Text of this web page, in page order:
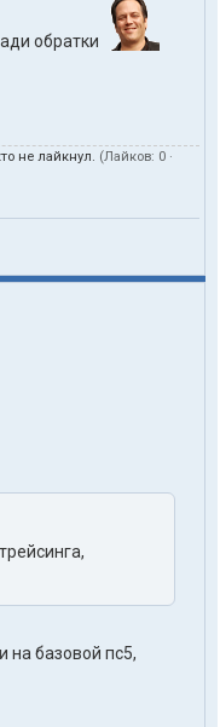
обратки
не лайкнул. (Лайков: 0 ·
на базовой пс5,